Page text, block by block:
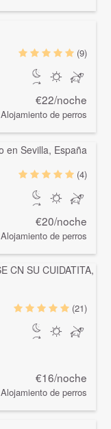
(9)
€22/noche
Alojamiento de perros
(4)
€20/noche
Alojamiento de perros
(21)
€16/noche
Alojamiento de perros